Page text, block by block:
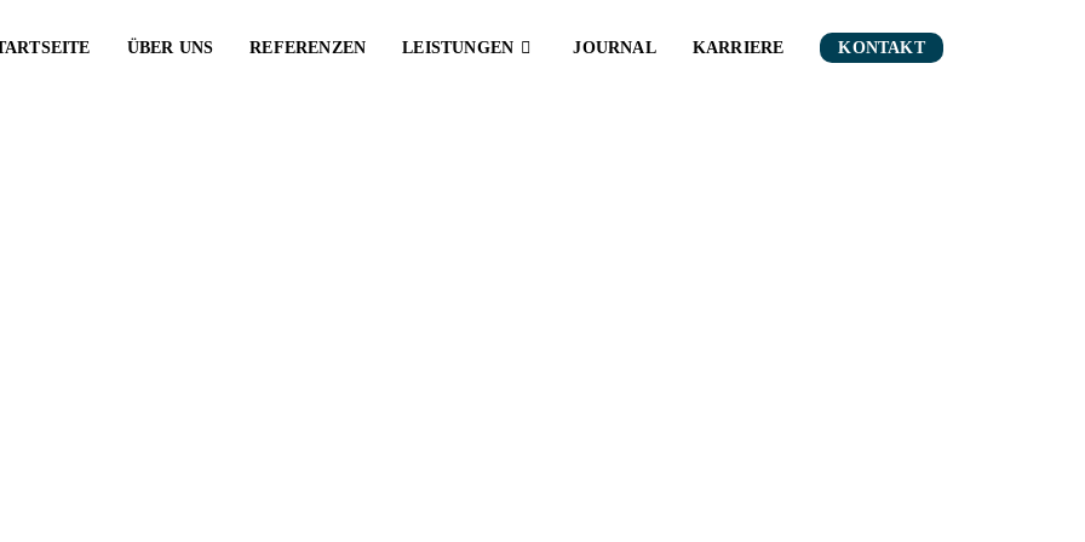
ÜBER UNS REFERENZEN LEISTUNGEN JOURNAL KARRIERE KONTAKT